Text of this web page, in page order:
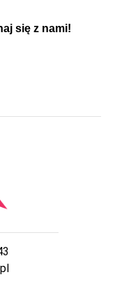
się z nami!